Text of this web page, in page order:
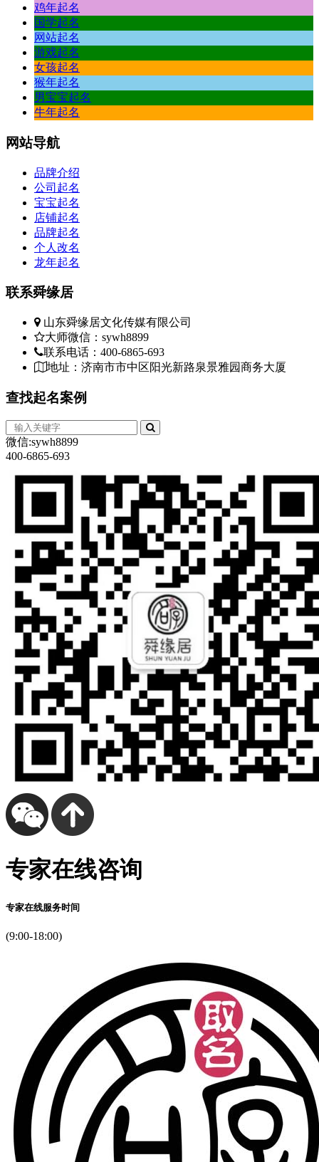
鸡年起名
国学起名
网站起名
游戏起名
女孩起名
猴年起名
男宝宝起名
牛年起名
网站导航
品牌介绍
公司起名
宝宝起名
店铺起名
品牌起名
个人改名
龙年起名
联系舜缘居
山东舜缘居文化传媒有限公司
大师微信：sywh8899
联系电话：400-6865-693
地址：济南市市中区阳光新路泉景雅园商务大厦
查找起名案例
微信:sywh8899
400-6865-693
专家在线咨询
专家在线服务时间
(9:00-18:00)